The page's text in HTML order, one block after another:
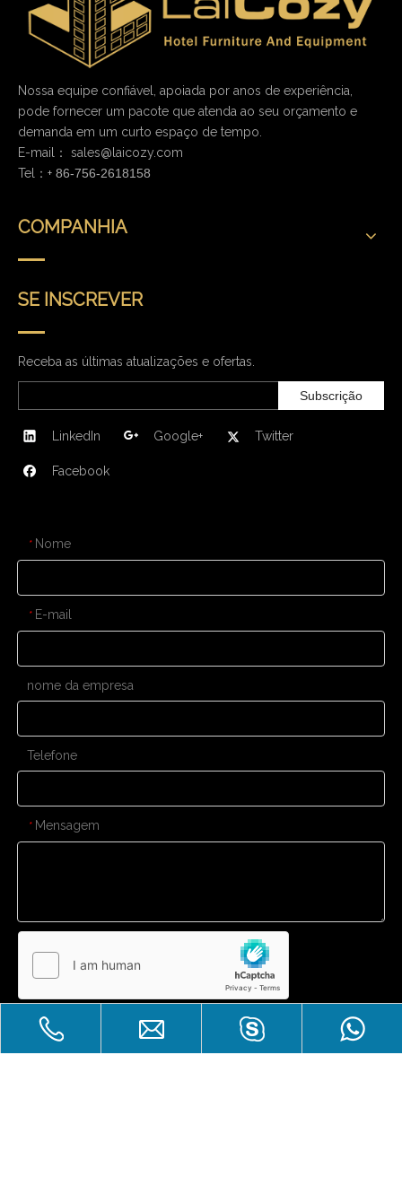
Nossa equipe confiável, apoiada por anos de experiência,
pode fornecer um pacote que atenda ao seu orçamento e
demanda em um curto espaço de tempo.
E-mail： sales@laicozy.com
Tel：+ 86-756-2618158
COMPANHIA
SE INSCREVER
Receba as últimas atualizações e ofertas.
Subscrição
LinkedIn Google+ Twitter
Facebook
CONTATE-NOS
* Nome
* E-mail
nome da empresa
Telefone
* Mensagem
Enviar
Venda imperdível